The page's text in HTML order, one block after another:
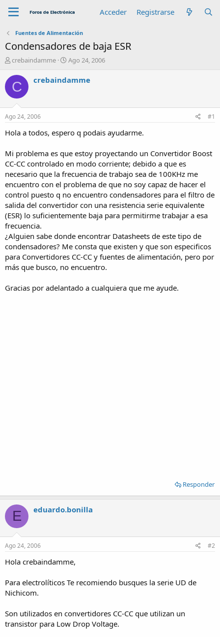
Acceder Registrarse
Fuentes de Alimentación
Condensadores de baja ESR
A
t
o
r
crebaindamme
F
c
n
i
o
Ago 24, 2006
C crebaindamme
Ago 24, 2006 #1
Hola a todos, espero q podais ayudarme.
Mi problema es que estoy proyectando un Convertidor Boost
CC-CC controlado en modo corriente; debido a que es
necesario que la frecuencia de trabajo sea de 100KHz me
encuentro con el problema de que no soy capaz de hacer el
control puesto q no encuentro condensadores para el filtro de
salida del convertidor con una resistencia serie equivalente
(ESR) lo suficientemente baja para permitirme trabajar a esa
frecuencia.
¿Alguien sabe donde encontrar Datasheets de este tipo de
condensadores? Me consta que existen y que son especificos
para Convertidores CC-CC y fuentes de alimentación, pero por
más que busco, no encuentro.
Gracias por adelantado a cualquiera que me ayude.
Responder
E eduardo.bonilla
Ago 24, 2006 #2
Hola crebaindamme,
Para electrolíticos Te recomiendo busques la serie UD de
Nichicom.
Son utilizados en convertidores CC-CC que utilizan un
transistor para Low Drop Voltage.